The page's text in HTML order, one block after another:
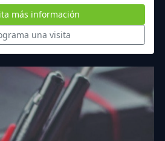
más información
una visita